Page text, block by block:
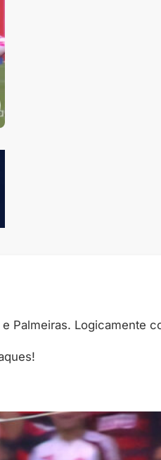
Palmeiras. Logicamente